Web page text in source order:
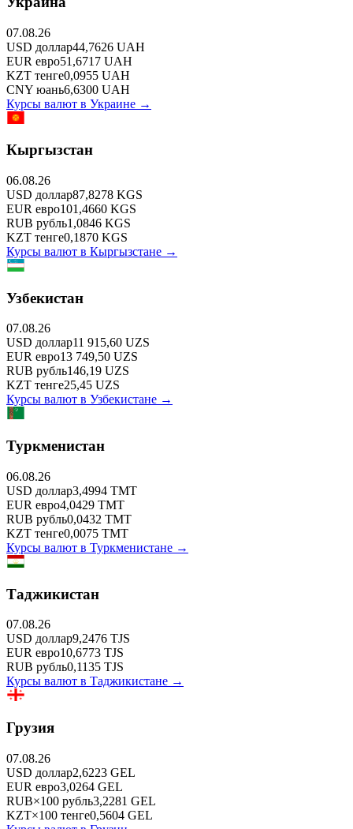
07.08.26
USD доллар44,7626 UAH
EUR евро51,6717 UAH
KZT тенге0,0955 UAH
CNY юань6,6300 UAH
Курсы валют в Украине →
Кыргызстан
06.08.26
USD доллар87,8278 KGS
EUR евро101,4660 KGS
RUB рубль1,0846 KGS
KZT тенге0,1870 KGS
Курсы валют в Кыргызстане →
Узбекистан
07.08.26
USD доллар11 915,60 UZS
EUR евро13 749,50 UZS
RUB рубль146,19 UZS
KZT тенге25,45 UZS
Курсы валют в Узбекистане →
Туркменистан
06.08.26
USD доллар3,4994 TMT
EUR евро4,0429 TMT
RUB рубль0,0432 TMT
KZT тенге0,0075 TMT
Курсы валют в Туркменистане →
Таджикистан
07.08.26
USD доллар9,2476 TJS
EUR евро10,6773 TJS
RUB рубль0,1135 TJS
Курсы валют в Таджикистане →
Грузия
07.08.26
USD доллар2,6223 GEL
EUR евро3,0264 GEL
RUB×100 рубль3,2281 GEL
KZT×100 тенге0,5604 GEL